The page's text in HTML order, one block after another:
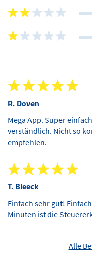
R. Doven
Mega App. Super
verständlich. Nicht so
empfehlen.
T. Bleeck
Einfach sehr gut!
Minuten ist die
Alle